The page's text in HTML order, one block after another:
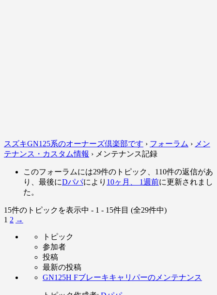
スズキGN125系のオーナーズ倶楽部です › フォーラム › メン
テナンス・カスタム情報 › メンテナンス記録
このフォーラムには29件のトピック、110件の返信があ
り、最後にDパパにより 10ヶ月、 1週前に更新されまし
た。
15件のトピックを表示中 - 1 - 15件目 (全29件中)
1 2 →
トピック
参加者
投稿
最新の投稿
GN125H Fブレーキキャリパーのメンテナンス